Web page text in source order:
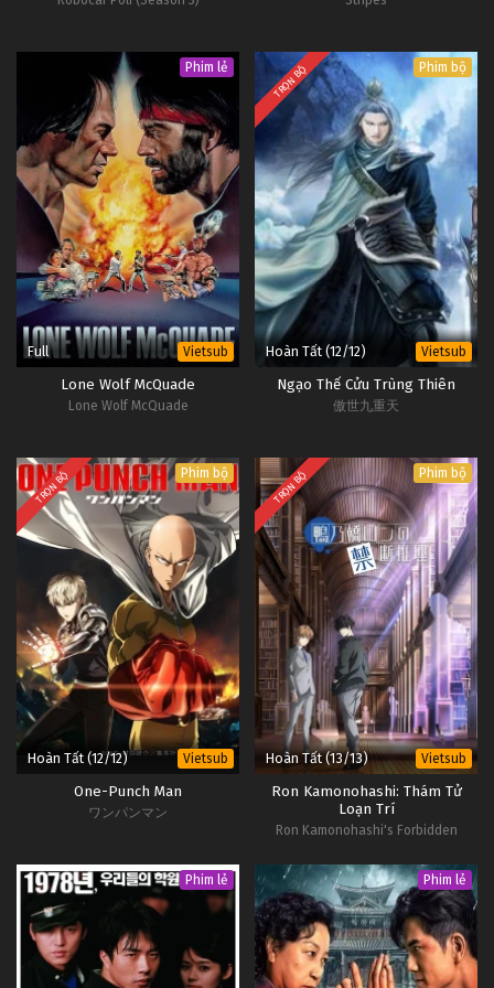
SPY x FAMILY Tập 11
OP -
Vietsub
#1
Phim lẻ
Full Vietsub
Lone Wolf McQuade
Lone Wolf McQuade
TRỌN BỘ Phim bộ
Hoàn Tất (12/12) Vietsub
Ngạo Thế Cửu Trùng Thiên
傲世九重天
TRỌN BỘ Phim bộ
Hoàn Tất (12/12) Vietsub
One-Punch Man
ワンパンマン
TRỌN BỘ Phim bộ
Hoàn Tất (13/13) Vietsub
Ron Kamonohashi: Thám Tử
Loạn Trí
Ron Kamonohashi's Forbidden
Phim lẻ
Phim lẻ